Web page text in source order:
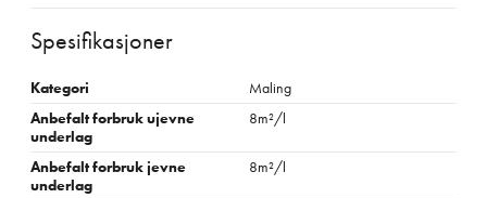
Spesifikasjoner
Kategori
Maling
Anbefalt forbruk ujevne
underlag
8m²/l
Anbefalt forbruk jevne
underlag
8m²/l